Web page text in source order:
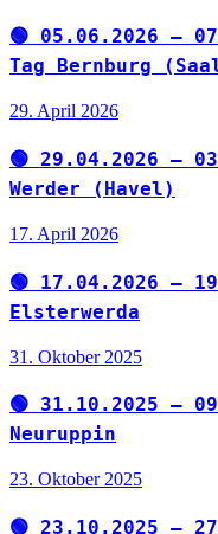
🟢 05.06.2026 –
Tag Bernburg
29. April 2026
🟢 29.04.2026 –
Werder (Havel)
17. April 2026
🟢 17.04.2026 –
Elsterwerda
31. Oktober 2025
🟢 31.10.2025 –
Neuruppin
23. Oktober 2025
🟢 23.10.2025 –